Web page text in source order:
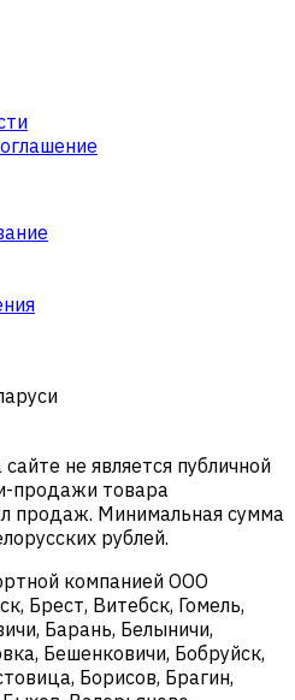
не является публичной
продажи товара
продаж. Минимальная сумма
рублей.
компанией ООО
Брест, Витебск, Гомель,
Барань, Белыничи,
Бешенковичи, Бобруйск,
Борисов, Брагин,